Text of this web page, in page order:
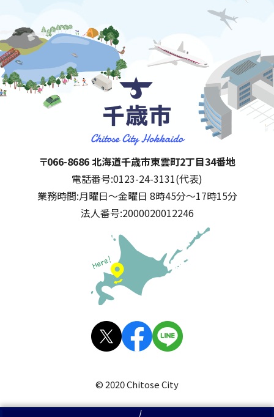
千歳市
住所:
〒066-8686 北海道千歳市東雲町2丁目34番地
電話番号:0123-24-3131(代表)
業務時間:月曜日～金曜日 8時45分～17時15分
法人番号:2000020012246
公式SNS
© 2020 Chitose City